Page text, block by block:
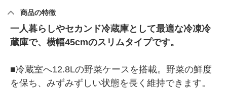
商品の特徴
一人暮らしやセカンド冷蔵庫として最適な冷凍冷
蔵庫で、横幅45cmのスリムタイプです。
■冷蔵室へ12.8Lの野菜ケースを搭載。野菜の鮮度
を保ち、みずみずしい状態を長く維持できます。